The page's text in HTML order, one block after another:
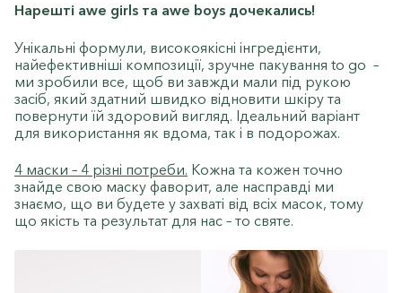
Нарешті awe girls та awe boys дочекались!
Унікальні формули, високоякісні інгредієнти,
найефективніші композиції, зручне пакування to go –
ми зробили все, щоб ви завжди мали під рукою
засіб, який здатний швидко відновити шкіру та
повернути їй здоровий вигляд. Ідеальний варіант
для використання як вдома, так і в подорожах.
4 маски – 4 різні потреби. Кожна та кожен точно
знайде свою маску фаворит, але насправді ми
знаємо, що ви будете у захваті від всіх масок, тому
що якість та результат для нас – то святе.